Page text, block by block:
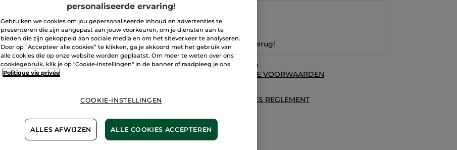
Veilige betaling
Niet tevreden? Geld terug!
Algemene Voorwaarden
LEES HIER DE ALGEMENE VOORWAARDEN
LEES KLANTENRECENSIES REGLEMENT
personaliseerde ervaring!
Gebruiken we cookies om jou gepersonaliseerde inhoud en advertenties te
presenteren die zijn aangepast aan jouw voorkeuren, om je diensten aan te
bieden die zijn gekoppeld aan sociale media en om het siteverkeer te analyseren.
Door op “Accepteer alle cookies” te klikken, ga je akkoord met het gebruik van
alle cookies die op onze website worden geplaatst. Om meer te weten over ons
cookiegebruik, klik je op "Cookie-instellingen" in de banner of raadpleeg je ons
Politique vie privée
COOKIE-INSTELLINGEN
ALLES AFWIJZEN ALLE COOKIES ACCEPTEREN